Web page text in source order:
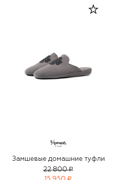
Замшевые домашние туфли
22 800 ₽